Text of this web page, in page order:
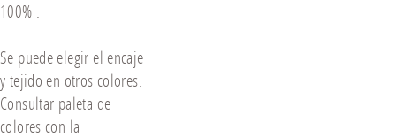
100% .
Se puede elegir el encaje
y tejido en otros colores.
Consultar paleta de
colores con la